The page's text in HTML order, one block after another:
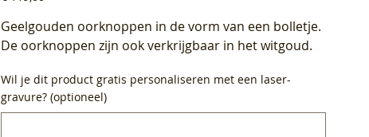
Geelgouden oorknoppen in de vorm van een bolletje.
De oorknoppen zijn ook verkrijgbaar in het witgoud.
Wil je dit product gratis personaliseren met een laser-
gravure? (optioneel)